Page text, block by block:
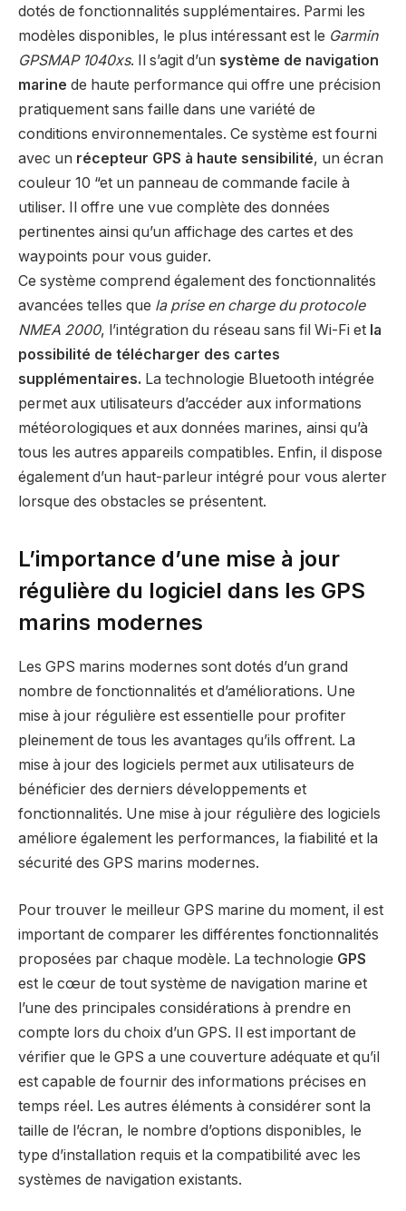
dotés de fonctionnalités supplémentaires. Parmi les
modèles disponibles, le plus intéressant est le Garmin
GPSMAP 1040xs. Il s’agit d’un système de navigation
marine de haute performance qui offre une précision
pratiquement sans faille dans une variété de
conditions environnementales. Ce système est fourni
avec un récepteur GPS à haute sensibilité, un écran
couleur 10 “et un panneau de commande facile à
utiliser. Il offre une vue complète des données
pertinentes ainsi qu’un affichage des cartes et des
waypoints pour vous guider.
Ce système comprend également des fonctionnalités
avancées telles que la prise en charge du protocole
NMEA 2000, l’intégration du réseau sans fil Wi-Fi et la
possibilité de télécharger des cartes
supplémentaires. La technologie Bluetooth intégrée
permet aux utilisateurs d’accéder aux informations
météorologiques et aux données marines, ainsi qu’à
tous les autres appareils compatibles. Enfin, il dispose
également d’un haut-parleur intégré pour vous alerter
lorsque des obstacles se présentent.
L’importance d’une mise à jour
régulière du logiciel dans les GPS
marins modernes
Les GPS marins modernes sont dotés d’un grand
nombre de fonctionnalités et d’améliorations. Une
mise à jour régulière est essentielle pour profiter
pleinement de tous les avantages qu’ils offrent. La
mise à jour des logiciels permet aux utilisateurs de
bénéficier des derniers développements et
fonctionnalités. Une mise à jour régulière des logiciels
améliore également les performances, la fiabilité et la
sécurité des GPS marins modernes.
Pour trouver le meilleur GPS marine du moment, il est
important de comparer les différentes fonctionnalités
proposées par chaque modèle. La technologie GPS
est le cœur de tout système de navigation marine et
l’une des principales considérations à prendre en
compte lors du choix d’un GPS. Il est important de
vérifier que le GPS a une couverture adéquate et qu’il
est capable de fournir des informations précises en
temps réel. Les autres éléments à considérer sont la
taille de l’écran, le nombre d’options disponibles, le
type d’installation requis et la compatibilité avec les
systèmes de navigation existants.